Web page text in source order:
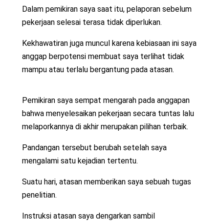
Dalam pemikiran saya saat itu, pelaporan sebelum
pekerjaan selesai terasa tidak diperlukan.
Kekhawatiran juga muncul karena kebiasaan ini saya
anggap berpotensi membuat saya terlihat tidak
mampu atau terlalu bergantung pada atasan.
Pemikiran saya sempat mengarah pada anggapan
bahwa menyelesaikan pekerjaan secara tuntas lalu
melaporkannya di akhir merupakan pilihan terbaik.
Pandangan tersebut berubah setelah saya
mengalami satu kejadian tertentu.
Suatu hari, atasan memberikan saya sebuah tugas
penelitian.
Instruksi atasan saya dengarkan sambil